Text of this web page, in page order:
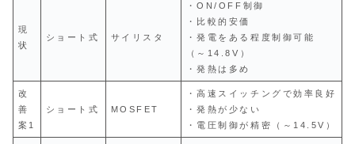
現
状
ショート式 サイリスタ
・ON/OFF制御
・比較的安価
・発電をある程度制御可能
（～14.8V）
・発熱は多め
改
善
案1
ショート式 MOSFET
・高速スイッチングで効率良好
・発熱が少ない
・電圧制御が精密（～14.5V）